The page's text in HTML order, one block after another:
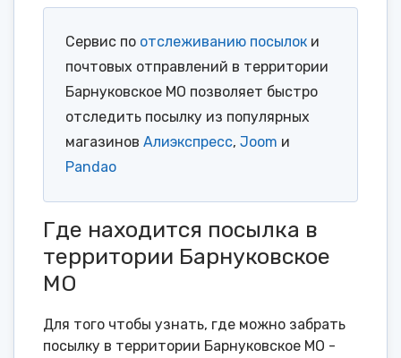
Сервис по отслеживанию посылок и
почтовых отправлений в территории
Барнуковское МО позволяет быстро
отследить посылку из популярных
магазинов Алиэкспресс, Joom и
Pandao
Где находится посылка в
территории Барнуковское
МО
Для того чтобы узнать, где можно забрать
посылку в территории Барнуковское МО -